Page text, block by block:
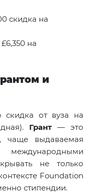
скидка на
на
и
от вуза на
Грант — это
чаще выдаваемая
не только
Foundation
стипендии.